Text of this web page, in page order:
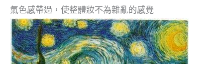
氣色感帶過，使整體妝不為雜亂的感覺